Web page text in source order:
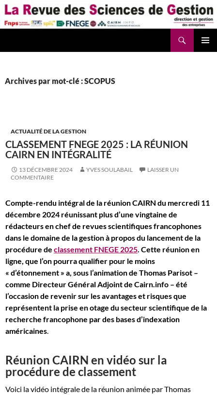
Aller
au
contenu
Archives par mot-clé : SCOPUS
ACTUALITÉ DE LA GESTION
CLASSEMENT FNEGE 2025 : LA RÉUNION
CAIRN EN INTÉGRALITÉ
13 DÉCEMBRE 2024 YVES SOULABAIL
LAISSER UN
COMMENTAIRE
Compte-rendu intégral de la réunion CAIRN du mercredi 11
décembre 2024 réunissant plus d’une vingtaine de
rédacteurs en chef de revues scientifiques francophones
dans le domaine de la gestion à propos du lancement de la
procédure declassement FNEGE 2025. Cette réunionen
ligne,que l’on pourra qualifier pour le moins
« d’étonnement » a, sous l’animation de Thomas Parisot –
comme Directeur Général Adjoint de Cairn.info – été
l’occasion de revenir sur les avantages et risques que
représentent la prise en otage du secteur scientifique de la
recherche francophone par des bases d’indexation
américaines.
Réunion CAIRN en vidéo sur la
procédure de classement
Voici la vidéo intégrale de la réunion animée par Thomas